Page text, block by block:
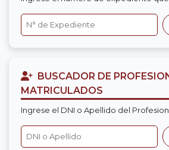
BUSCADOR DE
MATRICULADOS
Ingrese el DNI o Apellido del